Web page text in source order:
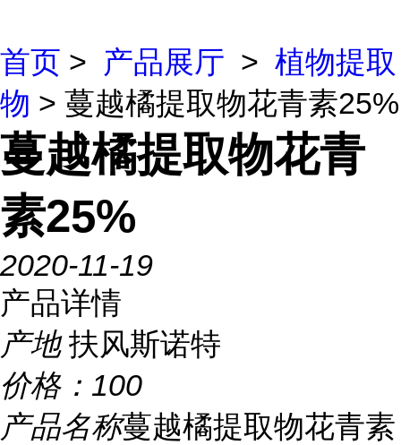
首页 > 产品展厅 > 植物提取
物 > 蔓越橘提取物花青素25%
蔓越橘提取物花青
素25%
2020-11-19
产品详情
产地 扶风斯诺特
价格： 100
产品名称蔓越橘提取物花青素